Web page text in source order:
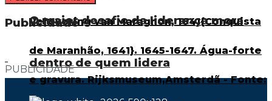
O maior desafio da liderança mora
dentro de quem lidera
Publicidade
PUBLICIDADE